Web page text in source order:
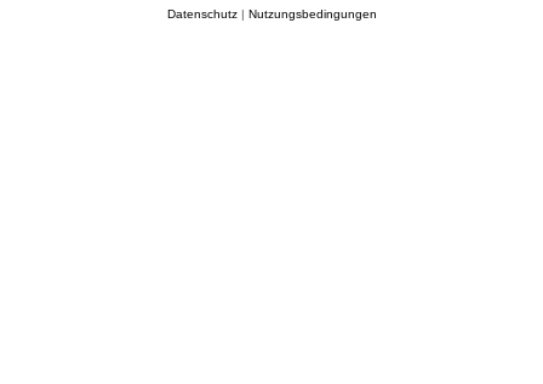
Datenschutz| Nutzungsbedingungen